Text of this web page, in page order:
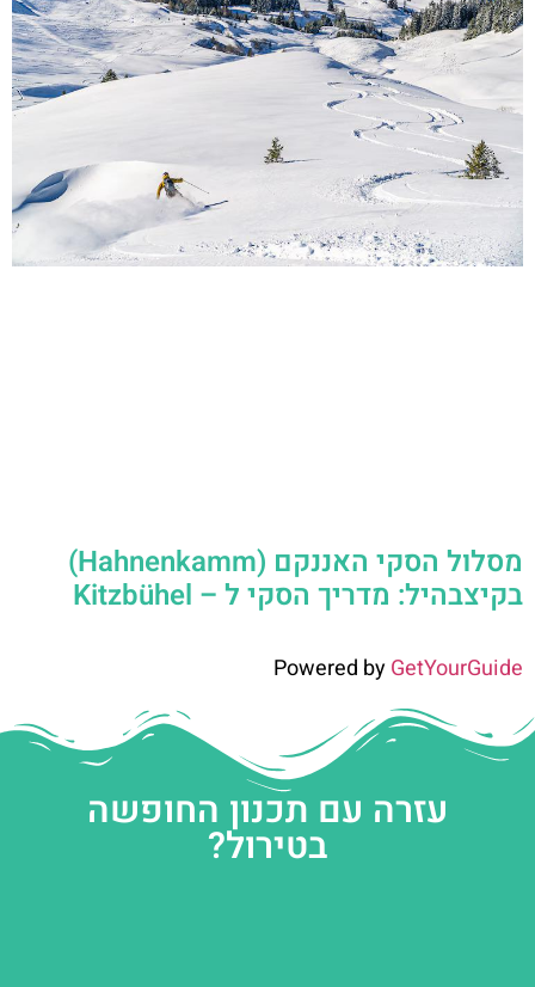
מסלול הסקי האננקם (Hahnenkamm)
בקיצבהיל: מדריך הסקי ל – Kitzbühel
Powered byGetYourGuide
עזרה עם תכנון החופשה
בטירול?